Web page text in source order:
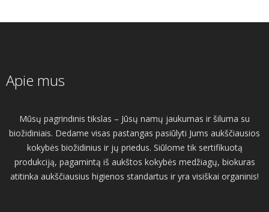
Apie mus
Mūsų pagrindinis tikslas – Jūsų namų jaukumas ir šiluma su
biožidiniais. Dedame visas pastangas pasiūlyti Jums aukščiausios
kokybės biožidinius ir jų priedus. Siūlome tik sertifikuotą
produkciją, pagamintą iš aukštos kokybės medžiagų, biokuras
atitinka aukščiausius higienos standartus ir yra visiškai organinis!